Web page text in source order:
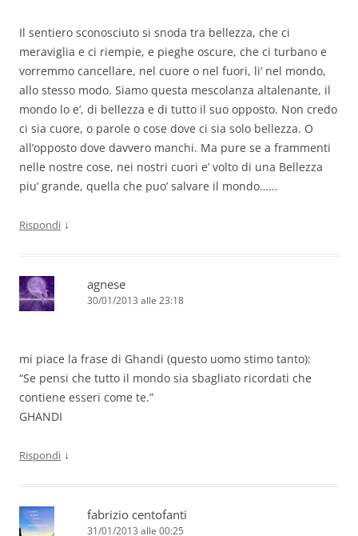
Il sentiero sconosciuto si snoda tra bellezza, che ci
meraviglia e ci riempie, e pieghe oscure, che ci turbano e
vorremmo cancellare, nel cuore o nel fuori, li’ nel mondo,
allo stesso modo. Siamo questa mescolanza altalenante, il
mondo lo e’, di bellezza e di tutto il suo opposto. Non credo
ci sia cuore, o parole o cose dove ci sia solo bellezza. O
all’opposto dove davvero manchi. Ma pure se a frammenti
nelle nostre cose, nei nostri cuori e’ volto di una Bellezza
piu’ grande, quella che puo’ salvare il mondo……
Rispondi ↓
agnese
30/01/2013 alle 23:18
mi piace la frase di Ghandi (questo uomo stimo tanto):
“Se pensi che tutto il mondo sia sbagliato ricordati che
contiene esseri come te.”
GHANDI
Rispondi ↓
fabrizio centofanti
31/01/2013 alle 00:25